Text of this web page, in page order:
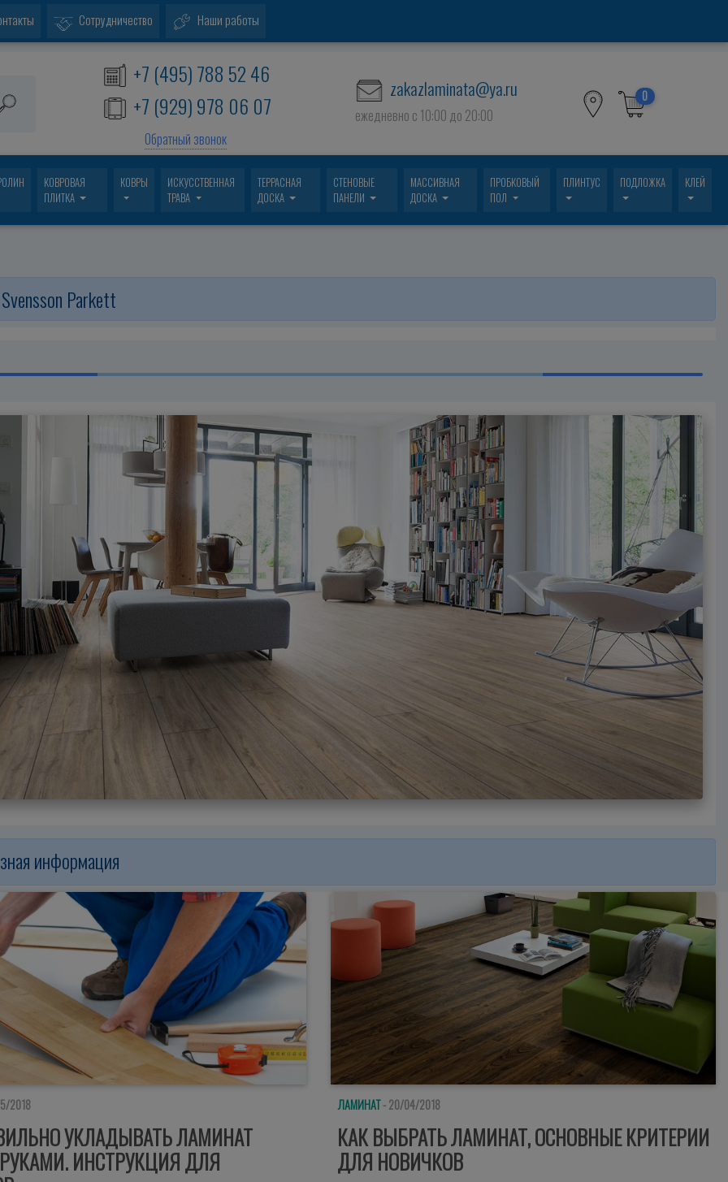
+7 (495) 788 52 46
+7 (929) 978 06 07
Обратный звонок
zakazlaminata@ya.ru
ежедневно c 10:00 до 20:00
0
КОВРОВАЯ
ПЛИТКА
КОВРЫ
ИСКУССТВЕННАЯ
ТРАВА
ТЕРРАСНАЯ
ДОСКА
СТЕНОВЫЕ
ПАНЕЛИ
МАССИВНАЯ
ДОСКА
ПРОБКОВЫЙ
ПОЛ
ПЛИНТУС ПОДЛОЖКА КЛЕЙ
Сотрудничество Наши работы
Parkett
информация
2018
УКЛАДЫВАТЬ ЛАМИНАТ
ИНСТРУКЦИЯ ДЛЯ
ЛАМИНАТ- 20/04/2018
КАК ВЫБРАТЬ ЛАМИНАТ, ОСНОВНЫЕ КРИТЕРИИ
ДЛЯ НОВИЧКОВ